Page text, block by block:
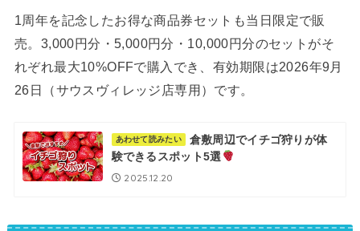
1周年を記念したお得な商品券セットも当日限定で販
売。3,000円分・5,000円分・10,000円分のセットがそ
れぞれ最大10%OFFで購入でき、有効期限は2026年9月
26日（サウスヴィレッジ店専用）です。
あわせて読みたい
倉敷周辺でイチゴ狩りが体
験できるスポット5選
2025.12.20